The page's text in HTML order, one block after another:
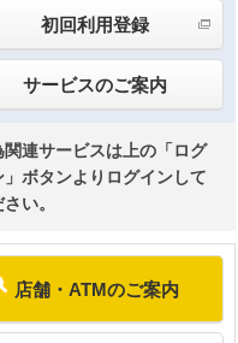
初回利用登録
サービスのご案内
関連サービスは上の「ログ
」ボタンよりログインして
い。
店舗・ATMのご案内